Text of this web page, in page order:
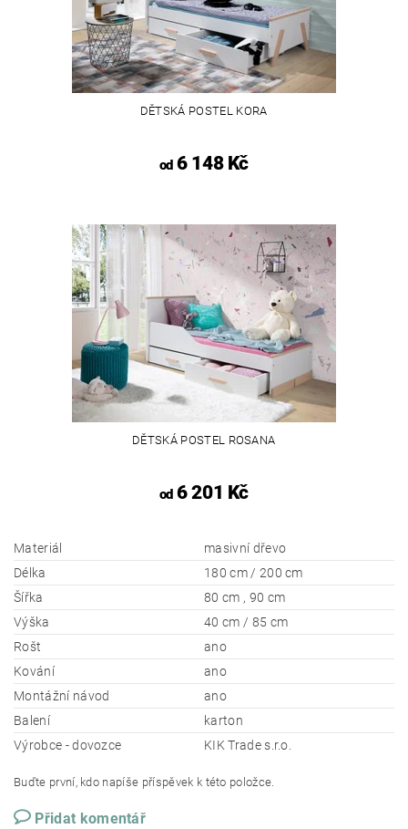
DĚTSKÁ POSTEL KORA
od6 148 Kč
DĚTSKÁ POSTEL ROSANA
od6 201 Kč
Materiál
masivní dřevo
Délka
180 cm / 200 cm
Šířka
80 cm , 90 cm
Výška
40 cm / 85 cm
Rošt
ano
Kování
ano
Montážní návod
ano
Balení
karton
Výrobce - dovozce
KIK Trade s.r.o.
Buďte první, kdo napíše příspěvek k této položce.
Přidat komentář